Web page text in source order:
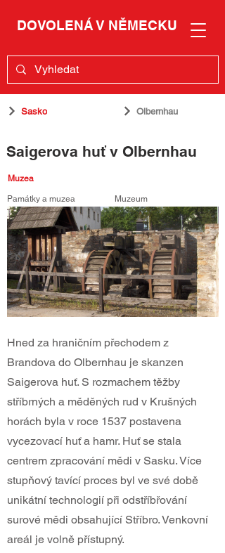
DOVOLENÁ V NĚMECKU
Sasko Olbernhau
Saigerova huť v Olbernhau
Muzea
Památky a muzea Muzeum
Hned za hraničním přechodem z
Brandova do Olbernhau je skanzen
Saigerova huť. S rozmachem těžby
stříbrných a měděných rud v Krušných
horách byla v roce 1537 postavena
vycezovací huť a hamr. Huť se stala
centrem zpracování mědi v Sasku. Více
stupňový tavící proces byl ve své době
unikátní technologií při odstříbřování
surové mědi obsahující Stříbro. Venkovní
areál je volně přístupný.